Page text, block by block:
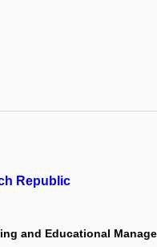
Republic
and Educational